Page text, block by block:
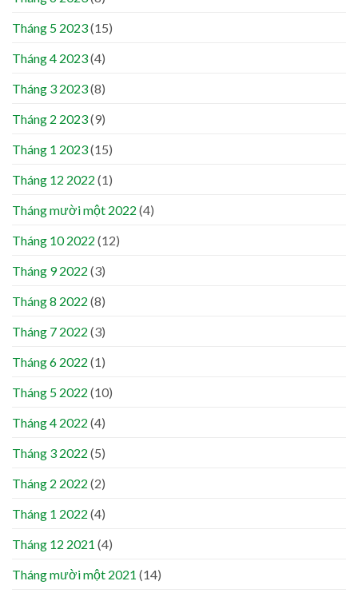
Tháng 5 2023(15)
Tháng 4 2023(4)
Tháng 3 2023(8)
Tháng 2 2023(9)
Tháng 1 2023(15)
Tháng 12 2022 (1)
Tháng mười một 2022 (4)
Tháng 10 2022 (12)
Tháng 9 2022 (3)
Tháng 8 2022 (8)
Tháng 7 2022 (3)
Tháng 6 2022 (1)
Tháng 5 2022 (10)
Tháng 4 2022 (4)
Tháng 3 2022 (5)
Tháng 2 2022 (2)
Tháng 1 2022 (4)
Tháng 12 2021 (4)
Tháng mười một 2021 (14)